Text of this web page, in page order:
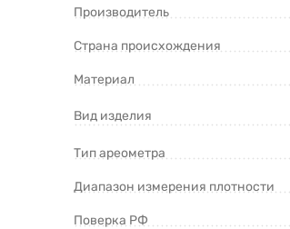
Производитель
Страна происхождения
Материал
Вид изделия
Тип ареометра
Диапазон измерения плотности
Поверка РФ